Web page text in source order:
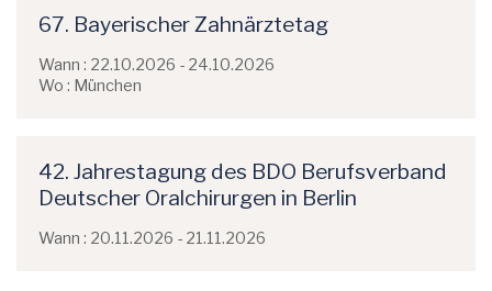
67. Bayerischer Zahnärztetag
Wann : 22.10.2026 - 24.10.2026
Wo : München
42. Jahrestagung des BDO Berufsverband
Deutscher Oralchirurgen in Berlin
Wann : 20.11.2026 - 21.11.2026